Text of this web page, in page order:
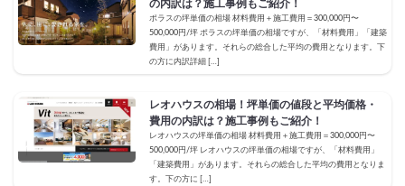
の内訳は？施工事例もご紹介！
ポラスの坪単価の相場 材料費用＋施工費用＝300,000円〜
500,000円/坪 ポラスの坪単価の相場ですが、「材料費用」「建築
費用」があります。それらの総合した平均の費用となります。下
の方に内訳詳細 […]
レオハウスの相場！坪単価の値段と平均価格・
費用の内訳は？施工事例もご紹介！
レオハウスの坪単価の相場 材料費用＋施工費用＝300,000円〜
500,000円/坪 レオハウスの坪単価の相場ですが、「材料費用」
「建築費用」があります。それらの総合した平均の費用となりま
す。下の方に […]